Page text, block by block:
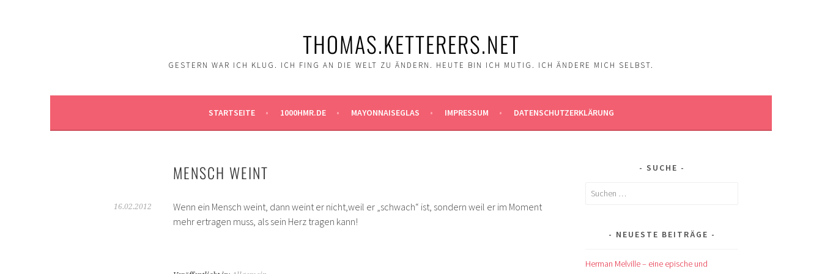
THOMAS.KETTERERS.NET
GESTERN WAR ICH KLUG. ICH FING AN DIE WELT ZU ÄNDERN. HEUTE BIN ICH MUTIG. ICH ÄNDERE MICH SELBST.
STARTSEITE 1000HMR.DE MAYONNAISEGLAS IMPRESSUM DATENSCHUTZERKLÄRUNG
MENSCH WEINT
16.02.2012
Wenn ein Mensch weint, dann weint er nicht,weil er „schwach“ ist, sondern weil er im Moment
mehr ertragen muss, als sein Herz tragen kann!
SUCHE
Suchen
NEUESTE BEITRÄGE
Herman Melville – eine epische und